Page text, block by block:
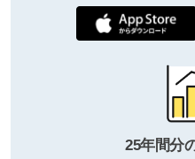
25年間分